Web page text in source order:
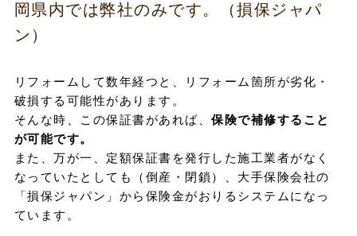
岡県内では弊社のみです。（損保ジャパ
ン）
リフォームして数年経つと、リフォーム箇所が劣化・
破損する可能性があります。
そんな時、この保証書があれば、保険で補修すること
が可能です。
また、万が一、定額保証書を発行した施工業者がなく
なっていたとしても（倒産・閉鎖）、大手保険会社の
「損保ジャパン」から保険金がおりるシステムになっ
ています。